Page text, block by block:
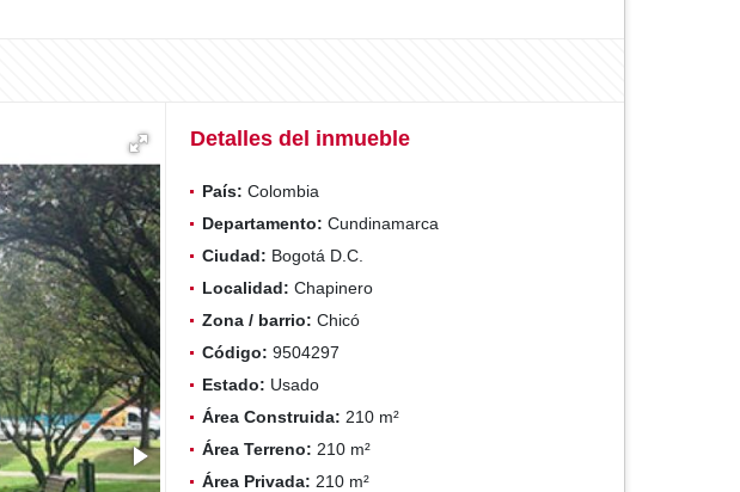
Detalles del inmueble
País: Colombia
Departamento: Cundinamarca
Ciudad: Bogotá D.C.
Localidad: Chapinero
Zona / barrio: Chicó
Código: 9504297
Estado: Usado
Área Construida: 210 m²
Área Terreno: 210 m²
Área Privada: 210 m²